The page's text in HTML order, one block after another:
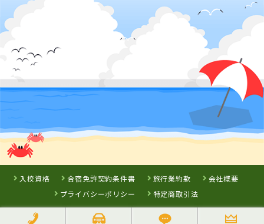
詳 細 予 約
3位
徳島かいふ自動車学校
浜乃木ドライビ
ングスクール
詳 細
予 約
入校資格 合宿免許契約条件書 旅行業約款
会社概要
プライバシーポリシー
特定商取引法